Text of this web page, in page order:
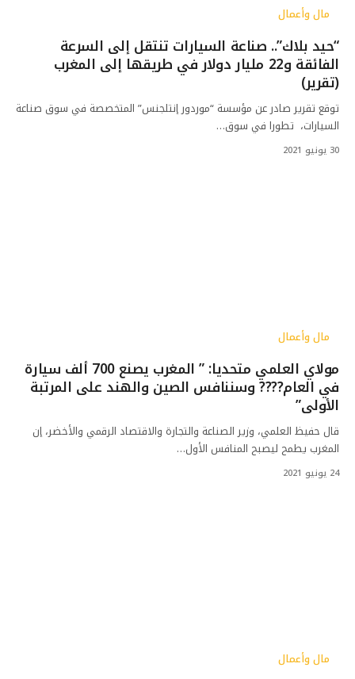
مال وأعمال
“حيد بلاك”.. صناعة السيارات تنتقل إلى السرعة
الفائقة و22 مليار دولار في طريقها إلى المغرب
(تقرير)
توقع تقرير صادر عن مؤسسة “موردور إنتلجنس” المتخصصة في سوق صناعة
السيارات، تطورا في سوق…
30 يونيو 2021
مال وأعمال
مولاي العلمي متحديا: ” المغرب يصنع 700 ألف سيارة
في العام???? وسننافس الصين والهند على المرتبة
الأولى”
قال حفيظ العلمي، وزير الصناعة والتجارة والاقتصاد الرقمي والأخضر، إن
المغرب يطمح ليصبح المنافس الأول…
24 يونيو 2021
مال وأعمال